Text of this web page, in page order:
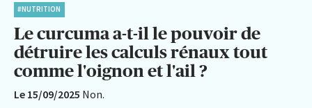
#NUTRITION
Le curcuma a-t-il le pouvoir de
détruire les calculs rénaux tout
comme l'oignon et l'ail ?
Le 15/09/2025 Non.